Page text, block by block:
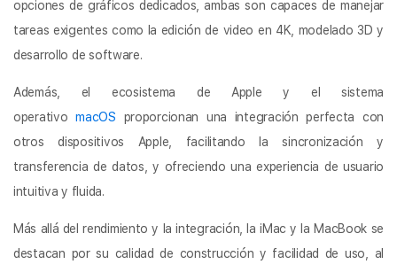
opciones de gráficos dedicados, ambas son capaces de manejar
tareas exigentes como la edición de video en 4K, modelado 3D y
desarrollo de software.
Además, el ecosistema de Apple y el sistema
operativomacOS proporcionan una integración perfecta con
otros dispositivos Apple, facilitando la sincronización y
transferencia de datos, y ofreciendo una experiencia de usuario
intuitiva y fluida.
Más allá del rendimiento y la integración, la iMac y la MacBook se
destacan por su calidad de construcción y facilidad de uso, al